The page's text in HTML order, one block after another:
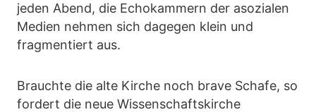
jeden Abend, die Echokammern der asozialen
Medien nehmen sich dagegen klein und
fragmentiert aus.
Brauchte die alte Kirche noch brave Schafe, so
fordert die neue Wissenschaftskirche